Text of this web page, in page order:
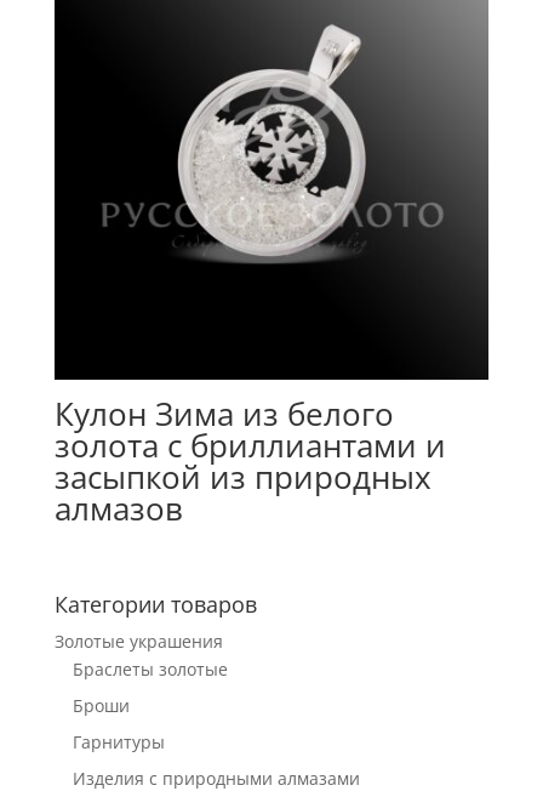
Кулон Зима из белого
золота с бриллиантами и
засыпкой из природных
алмазов
Категории товаров
Золотые украшения
Браслеты золотые
Броши
Гарнитуры
Изделия с природными алмазами